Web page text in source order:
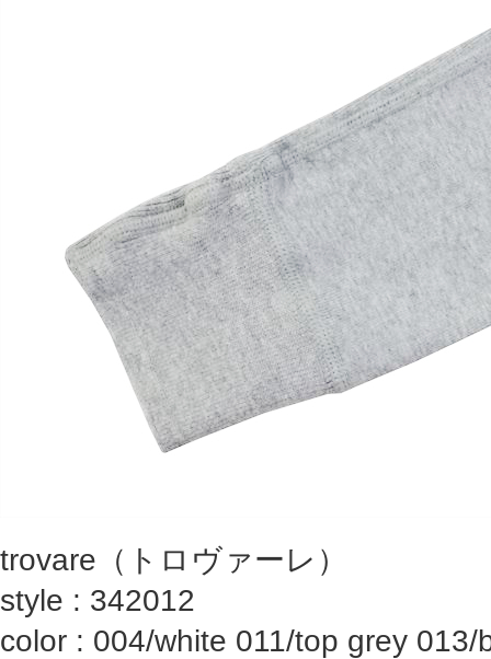
trovare（トロヴァーレ）
style : 342012
color : 004/white 011/top grey 013/